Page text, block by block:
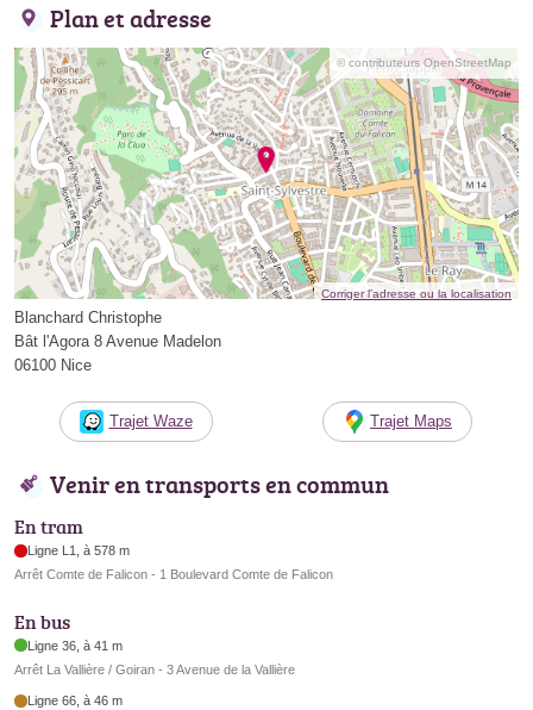
Plan et adresse
© contributeurs OpenStreetMap
Corriger l’adresse ou la localisation
Blanchard Christophe
Bât l'Agora 8 Avenue Madelon
06100 Nice
Trajet Waze Trajet Maps
Venir en transports en commun
En tram
Ligne L1, à 578 m
Arrêt Comte de Falicon - 1 Boulevard Comte de Falicon
En bus
Ligne 36, à 41 m
Arrêt La Vallière / Goiran - 3 Avenue de la Vallière
Ligne 66, à 46 m